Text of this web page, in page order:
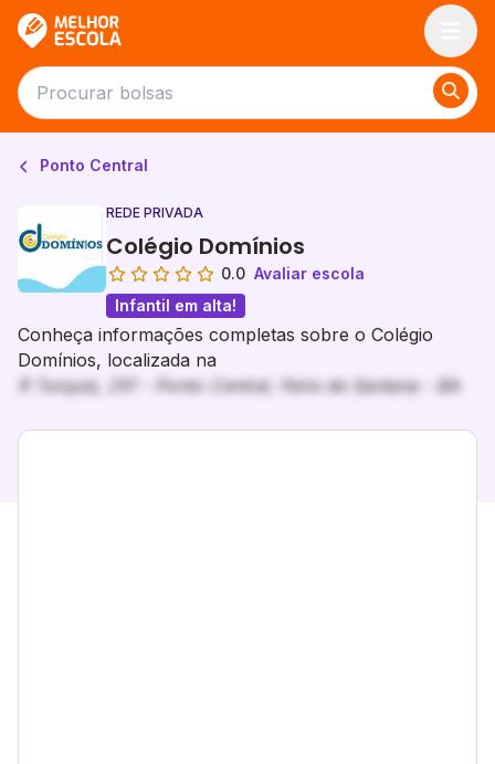
Ponto Central
REDE PRIVADA
Colégio Domínios
0.0 Avaliar escola
Infantil em alta!
Conheça informações completas sobre o Colégio
Domínios, localizada na
R Turquia, 251 - Ponto Central, Feira de Santana - BA